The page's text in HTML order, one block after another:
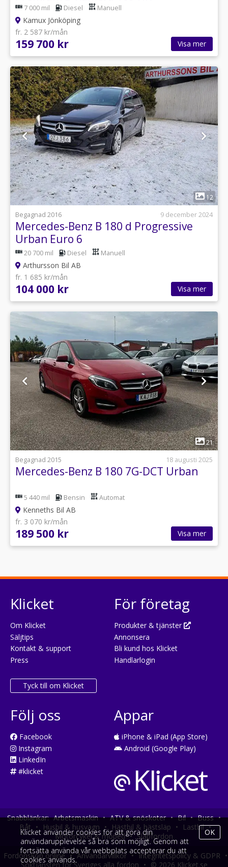
7 000 mil Diesel Manuell
Kamux Jönköping
fr. 2 587 kr/mån
159 700 kr Visa mer
1
12
Begagnad 2016
9 december 2024
Mercedes-Benz B 180 d Progressive
Urban Euro 6
20 700 mil Diesel Manuell
Arthursson Bil AB
fr. 1 685 kr/mån
104 000 kr Visa mer
1
21
Begagnad 2015
18 augusti 2025
Mercedes-Benz B 180 7G-DCT Urban
5 440 mil Bensin Automat
Kenneths Bil AB
fr. 3 070 kr/mån
189 500 kr Visa mer
Klicket
Om Klicket
Säljtips
Kontakt & support
Press
Tyck till om Klicket
För företag
Produkter & tjänster
Annonsera
Bli kund hos Klicket
Handlarlogin
Följ oss
Facebook
Instagram
LinkedIn
#klicket
Appar
iPhone & iPad (App Store)
Android (Google Play)
Snabblänkar: Arbetsmaskin • ATV & snöskoter • Bil • Buss •
Båt • Husbil & husvagn • Hästbil & hästsläp • Lastbil •
Motorcykel & moped • Släpfordon
Fordonsköp online • Användarvillkor • Integritetspolicy & GDPR •
Söktjänsten för Sveriges alla fordon • © 2026 Klicket.se
Klicket använder cookies för att göra din
användarupplevelse så bra som möjligt. Genom att
fortsätta använda vår webbplats accepterar du att
cookies används.
OK